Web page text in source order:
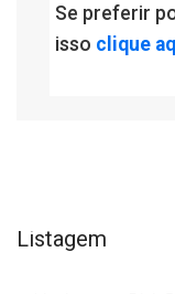
Se preferir
isso clique
Listagem